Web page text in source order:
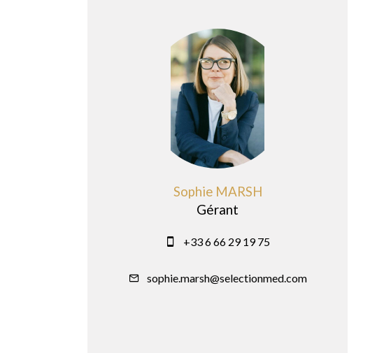
Sophie MARSH
Gérant
+33 6 66 29 19 75
sophie.marsh@selectionmed.com